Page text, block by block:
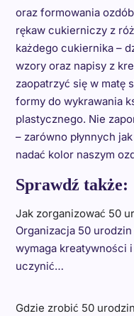
oraz formowania
rękaw cukierniczy z
każdego cukiernika –
wzory oraz napisy z
zaopatrzyć się w matę
formy do wykrawania
plastycznego. Nie
– zarówno płynnych
nadać kolor naszym
Sprawdź także:
Jak zorganizować 50
Organizacja 50
wymaga kreatywności
uczynić…
Gdzie zrobić 50